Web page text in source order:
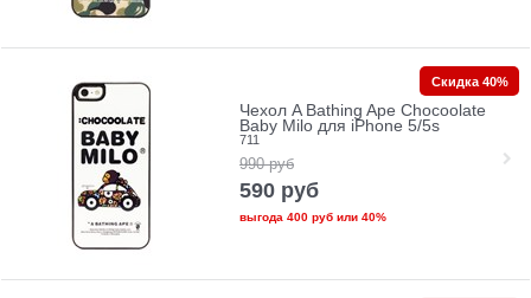
Чехол A Bathing Ape Chocoolate
Baby Milo для iPhone 5/5s
711
990 руб
590 руб
выгода 400 рубили 40%
Скидка 40%